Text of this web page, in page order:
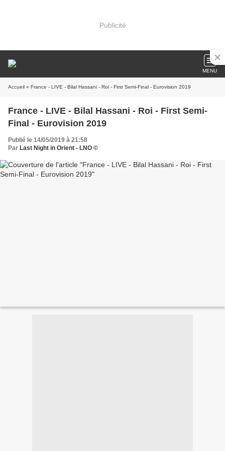
Publicité
MENU
Accueil » France - LIVE - Bilal Hassani - Roi - First Semi-Final - Eurovision 2019
France - LIVE - Bilal Hassani - Roi - First Semi-
Final - Eurovision 2019
Publié le 14/05/2019 à 21:58
Par Last Night in Orient - LNO ©